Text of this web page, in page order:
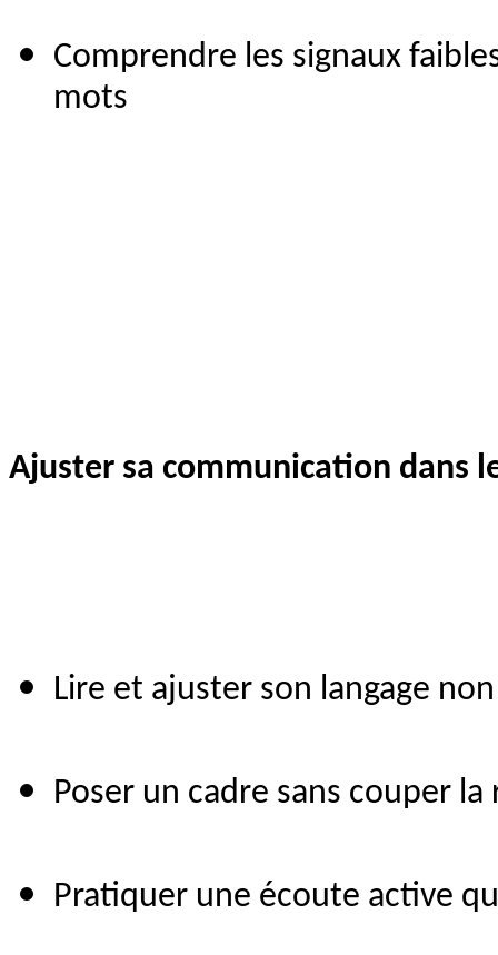
Comprendre les signaux
mots
Ajuster sa communication dans
Lire et ajuster son langage
Poser un cadre sans couper
Pratiquer une écoute active